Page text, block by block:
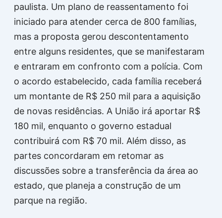
paulista. Um plano de reassentamento foi
iniciado para atender cerca de 800 famílias,
mas a proposta gerou descontentamento
entre alguns residentes, que se manifestaram
e entraram em confronto com a polícia. Com
o acordo estabelecido, cada família receberá
um montante de R$ 250 mil para a aquisição
de novas residências. A União irá aportar R$
180 mil, enquanto o governo estadual
contribuirá com R$ 70 mil. Além disso, as
partes concordaram em retomar as
discussões sobre a transferência da área ao
estado, que planeja a construção de um
parque na região.